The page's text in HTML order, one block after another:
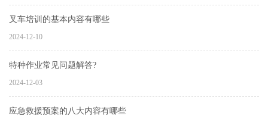
叉车培训的基本内容有哪些
2024-12-10
特种作业常见问题解答?
2024-12-03
应急救援预案的八大内容有哪些